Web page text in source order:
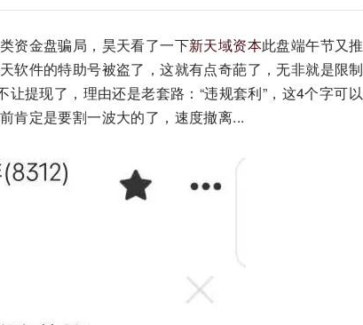
资金盘骗局，昊天看了一下新天域资本此盘端午节又推
软件的特助号被盗了，这就有点奇葩了，无非就是限制
提现了，理由还是老套路：“违规套利”，这4个字可以
肯定是要割一波大的了，速度撤离...